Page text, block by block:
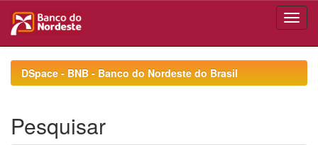
navigationDSpace - BNB - Banco do Nordeste do Brasil
Pesquisar